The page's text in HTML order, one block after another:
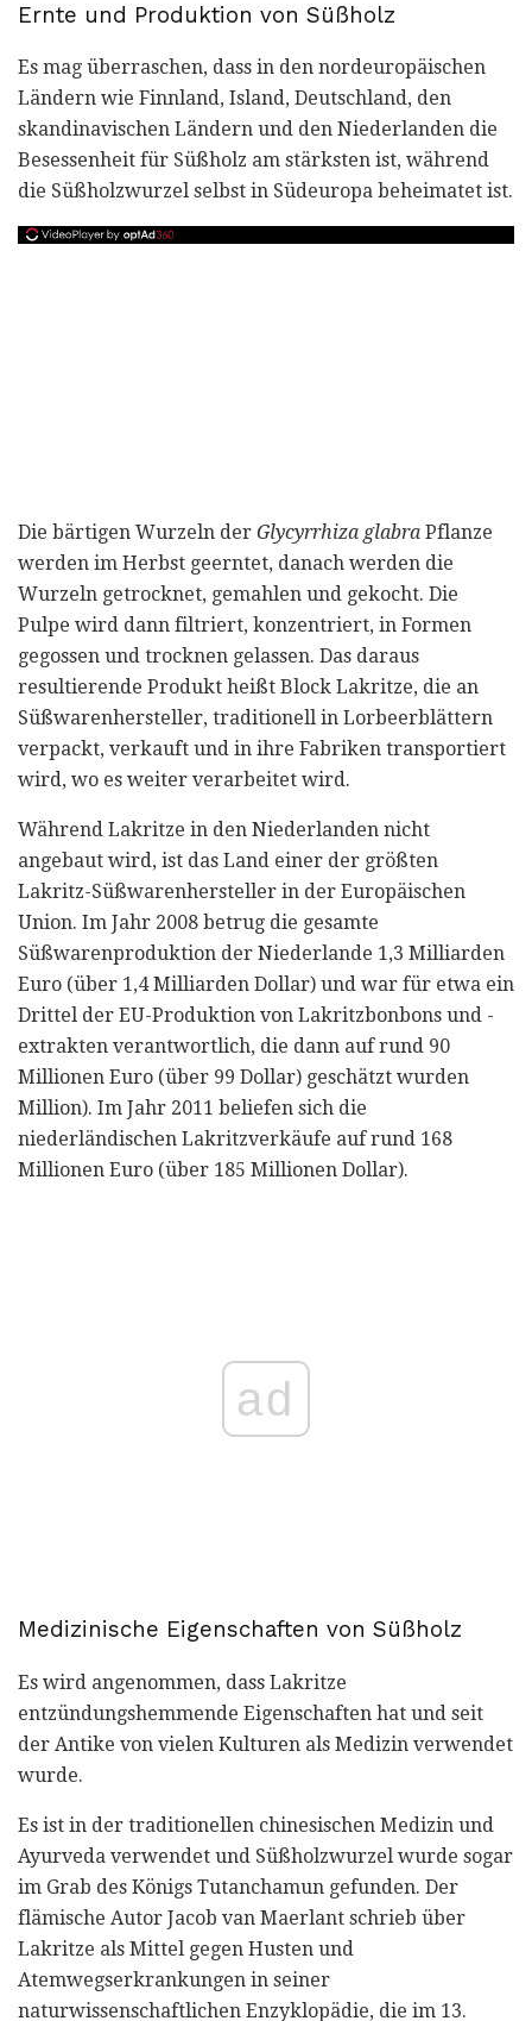
Ernte und Produktion von Süßholz
Es mag überraschen, dass in den nordeuropäischen
Ländern wie Finnland, Island, Deutschland, den
skandinavischen Ländern und den Niederlanden die
Besessenheit für Süßholz am stärksten ist, während
die Süßholzwurzel selbst in Südeuropa beheimatet ist.
Die bärtigen Wurzeln der Glycyrrhiza glabra Pflanze
werden im Herbst geerntet, danach werden die
Wurzeln getrocknet, gemahlen und gekocht. Die
Pulpe wird dann filtriert, konzentriert, in Formen
gegossen und trocknen gelassen. Das daraus
resultierende Produkt heißt Block Lakritze, die an
Süßwarenhersteller, traditionell in Lorbeerblättern
verpackt, verkauft und in ihre Fabriken transportiert
wird, wo es weiter verarbeitet wird.
Während Lakritze in den Niederlanden nicht
angebaut wird, ist das Land einer der größten
Lakritz-Süßwarenhersteller in der Europäischen
Union. Im Jahr 2008 betrug die gesamte
Süßwarenproduktion der Niederlande 1,3 Milliarden
Euro (über 1,4 Milliarden Dollar) und war für etwa ein
Drittel der EU-Produktion von Lakritzbonbons und -
extrakten verantwortlich, die dann auf rund 90
Millionen Euro (über 99 Dollar) geschätzt wurden
Million). Im Jahr 2011 beliefen sich die
niederländischen Lakritzverkäufe auf rund 168
Millionen Euro (über 185 Millionen Dollar).
ad
Medizinische Eigenschaften von Süßholz
Es wird angenommen, dass Lakritze
entzündungshemmende Eigenschaften hat und seit
der Antike von vielen Kulturen als Medizin verwendet
wurde.
Es ist in der traditionellen chinesischen Medizin und
Ayurveda verwendet und Süßholzwurzel wurde sogar
im Grab des Königs Tutanchamun gefunden. Der
flämische Autor Jacob van Maerlant schrieb über
Lakritze als Mittel gegen Husten und
Atemwegserkrankungen in seiner
naturwissenschaftlichen Enzyklopädie, die im 13.